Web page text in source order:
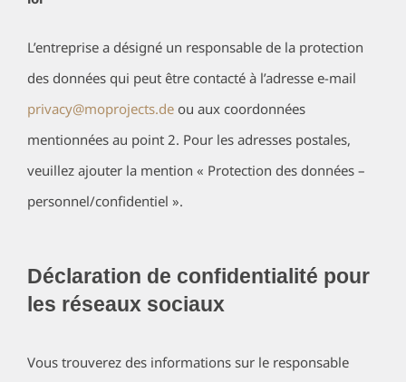
L’entreprise a désigné un responsable de la protection
des données qui peut être contacté à l’adresse e-mail
privacy@moprojects.deou aux coordonnées
mentionnées au point 2. Pour les adresses postales,
veuillez ajouter la mention « Protection des données –
personnel/confidentiel ».
Déclaration de confidentialité pour
les réseaux sociaux
Vous trouverez des informations sur le responsable